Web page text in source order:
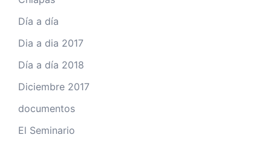
Día a día
Dia a dia 2017
Día a día 2018
Diciembre 2017
documentos
El Seminario